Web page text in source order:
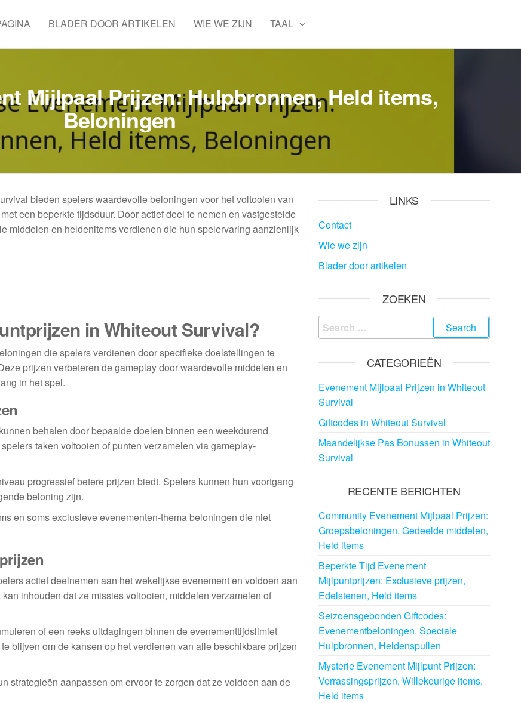
BLADER DOOR ARTIKELEN WIE WE ZIJN TAAL
Mijlpaal Prijzen: Hulpbronnen, Held items,
Beloningen
bieden spelers waardevolle beloningen voor het voltooien van
een beperkte tijdsduur. Door actief deel te nemen en vastgestelde
middelen en heldenitems verdienen die hun spelervaring aanzienlijk
in Whiteout Survival?
die spelers verdienen door specifieke doelstellingen te
prijzen verbeteren de gameplay door waardevolle middelen en
in het spel.
behalen door bepaalde doelen binnen een weekdurend
taken voltooien of punten verzamelen via gameplay-
progressief betere prijzen biedt. Spelers kunnen hun voortgang
beloning zijn.
en soms exclusieve evenementen-thema beloningen die niet
actief deelnemen aan het wekelijkse evenement en voldoen aan
inhouden dat ze missies voltooien, middelen verzamelen of
of een reeks uitdagingen binnen de evenementtijdslimiet
blijven om de kansen op het verdienen van alle beschikbare prijzen
strategieën aanpassen om ervoor te zorgen dat ze voldoen aan de
LINKS
Contact
Wie we zijn
Blader door artikelen
ZOEKEN
Search
for:
CATEGORIEËN
Evenement Mijlpaal Prijzen in Whiteout
Survival
Giftcodes in Whiteout Survival
Maandelijkse Pas Bonussen in Whiteout
Survival
RECENTE BERICHTEN
Community Evenement Mijlpaal Prijzen:
Groepsbeloningen, Gedeelde middelen,
Held items
Beperkte Tijd Evenement
Mijlpuntprijzen: Exclusieve prijzen,
Edelstenen, Held items
Seizoensgebonden Giftcodes:
Evenementbeloningen, Speciale
Hulpbronnen, Heldenspullen
Mysterie Evenement Mijlpunt Prijzen:
Verrassingsprijzen, Willekeurige items,
Held items